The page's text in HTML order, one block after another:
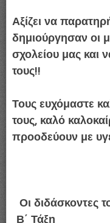
Αξίζει να
δημιούργησαν οι
σχολείου μας και
τους!!
Τους ευχόμαστε
τους, καλό
προοδεύουν με
Οι διδάσκοντες
Β΄ Τάξη